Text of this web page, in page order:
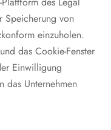
Speicherung von
einzuholen.
das Cookie-Fenster
Einwilligung
das Unternehmen